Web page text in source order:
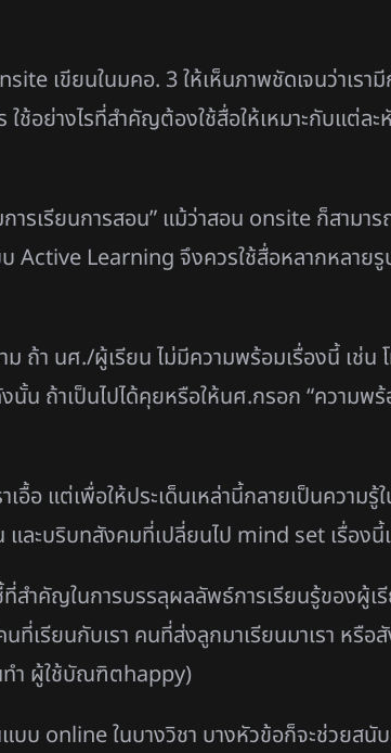
เขียนในมคอ. 3 ให้เห็นภาพชัดเจนว่าเรา
ช้อย่างไรที่สำคัญต้องใช้สื่อให้เหมาะกับแต่ล
เรียนการสอน” แม้ว่าสอน onsite ก็สามาร
Learning จึงควรใช้สื่อหลากหลายรู
า นศ./ผู้เรียน ไม่มีความพร้อมเรื่องนี้ เช่น
น ถ้าเป็นไปได้คุยหรือให้นศ.กรอก “ความ
แต่เพื่อให้ประเด็นเหล่านี้กลายเป็นความรู้
ะบริบทสังคมที่เปลี่ยนไป mind set เรื่องนี้
สำคัญในการบรรลุผลลัพธ์การเรียนรู้ของผู้
เรียนกับเรา คนที่ส่งลูกมาเรียนมาเรา หรือ
ทำ ผู้ใช้บัณฑิตhappy)
บ online ในบางวิชา บางหัวข้อก็จะช่วยสนั